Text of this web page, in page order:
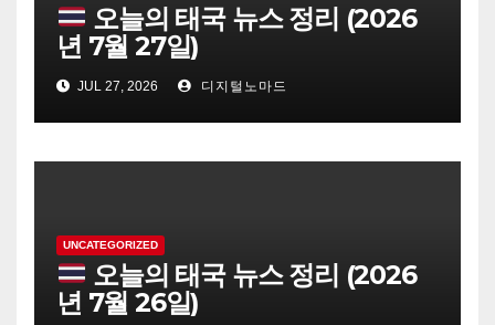
오늘의 태국 뉴스 정리 (2026
년 7월 27일)
JUL 27, 2026 디지털노마드
UNCATEGORIZED
오늘의 태국 뉴스 정리 (2026
년 7월 26일)